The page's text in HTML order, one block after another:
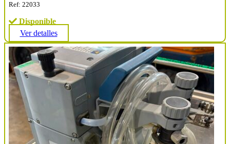
Ref: 22033
Disponible
Ver detalles